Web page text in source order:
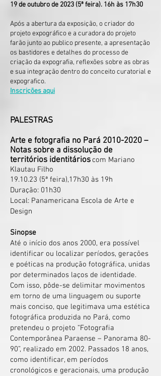
19 de outubro de 2023 (5ª feira). 16h às 17h30
Após a abertura da exposição, o criador do
projeto expográfico e a curadora do projeto
farão junto ao publico presente, a apresentação
os bastidores e detalhes do processo de
criação da expografia, reflexões sobre as obras
e sua integração dentro do conceito curatorial e
expografico.
Inscrições aqui
PALESTRAS
Arte e fotografia no Pará 2010-2020 –
Notas sobre a dissolução de
territórios identitários com Mariano
Klautau Filho
19.10.23 (5ª feira),17h30 às 19h
Duração: 01h30
Local: Panamericana Escola de Arte e
Design
Sinopse
Até o início dos anos 2000, era possível
identificar ou localizar períodos, gerações
e poéticas na produção fotográfica, unidas
por determinados laços de identidade.
Com isso, pôde-se delimitar movimentos
em torno de uma linguagem ou suporte
mais conciso, que legitimava uma estética
fotográfica produzida no Pará, como
pretendeu o projeto “Fotografia
Contemporânea Paraense – Panorama 80-
90”, realizado em 2002. Passados 18 anos,
como identificar, em períodos
cronológicos e geracionais, uma produção